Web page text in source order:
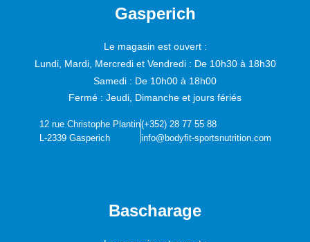
Gasperich
Le magasin est ouvert :
Lundi, Mardi, Mercredi et Vendredi : De 10h30 à 18h30
Samedi : De 10h00 à 18h00
Fermé : Jeudi, Dimanche et jours fériés
12 rue Christophe Plantin
L-2339 Gasperich
(+352) 28 77 55 88
info@bodyfit-sportsnutrition.com
Bascharage